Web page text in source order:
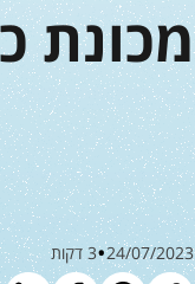
מכונת
24/07/2023 3 דקות